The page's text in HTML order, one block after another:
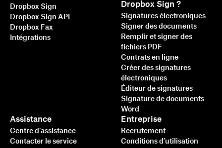
Dropbox Sign
Dropbox Sign API
Dropbox Fax
Intégrations
Dropbox Sign ?
Signatures électroniques
Signer des documents
Remplir et signer des
fichiers PDF
Contrats en ligne
Créer des signatures
électroniques
Éditeur de signatures
Signature de documents
Word
Assistance
Centre d’assistance
Contacter le service
Entreprise
Recrutement
Conditions d’utilisation